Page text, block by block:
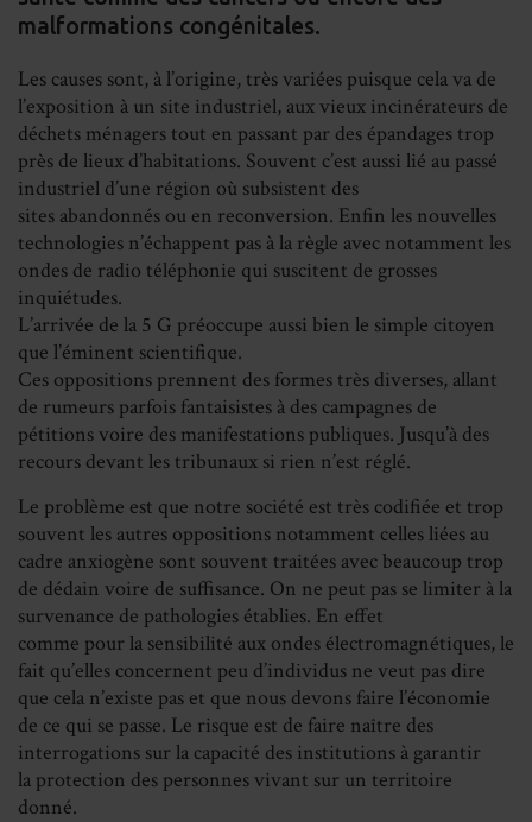
malformations congénitales.
Les causes sont, à l’origine, très variées puisque cela va de
l’exposition à un site industriel, aux vieux incinérateurs de
déchets ménagers tout en passant par des épandages trop
près de lieux d’habitations. Souvent c’est aussi lié au passé
industriel d’une région où subsistent des
sites abandonnés ou en reconversion. Enfin les nouvelles
technologies n’échappent pas à la règle avec notamment les
ondes de radio téléphonie qui suscitent de grosses
inquiétudes.
L’arrivée de la 5 G préoccupe aussi bien le simple citoyen
que l’éminent scientifique.
Ces oppositions prennent des formes très diverses, allant
de rumeurs parfois fantaisistes à des campagnes de
pétitions voire des manifestations publiques. Jusqu’à des
recours devant les tribunaux si rien n’est réglé.
Le problème est que notre société est très codifiée et trop
souvent les autres oppositions notamment celles liées au
cadre anxiogène sont souvent traitées avec beaucoup trop
de dédain voire de suffisance. On ne peut pas se limiter à la
survenance de pathologies établies. En effet
comme pour la sensibilité aux ondes électromagnétiques, le
fait qu’elles concernent peu d’individus ne veut pas dire
que cela n’existe pas et que nous devons faire l’économie
de ce qui se passe. Le risque est de faire naître des
interrogations sur la capacité des institutions à garantir
la protection des personnes vivant sur un territoire
donné.